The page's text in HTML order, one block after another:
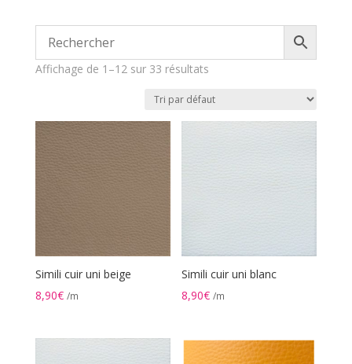
Affichage de 1–12 sur 33 résultats
Simili cuir uni beige
8,90€ /m
Simili cuir uni blanc
8,90€ /m